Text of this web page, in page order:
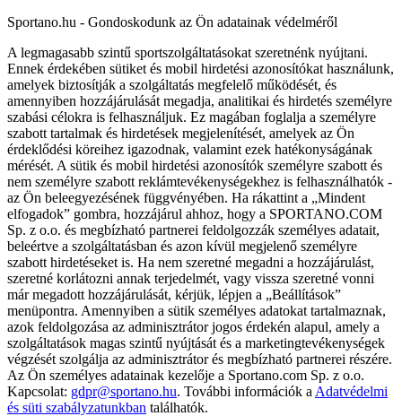
Sportano.hu - Gondoskodunk az Ön adatainak védelméről
A legmagasabb szintű sportszolgáltatásokat szeretnénk nyújtani.
Ennek érdekében sütiket és mobil hirdetési azonosítókat használunk,
amelyek biztosítják a szolgáltatás megfelelő működését, és
amennyiben hozzájárulását megadja, analitikai és hirdetés személyre
szabási célokra is felhasználjuk. Ez magában foglalja a személyre
szabott tartalmak és hirdetések megjelenítését, amelyek az Ön
érdeklődési köreihez igazodnak, valamint ezek hatékonyságának
mérését. A sütik és mobil hirdetési azonosítók személyre szabott és
nem személyre szabott reklámtevékenységekhez is felhasználhatók -
az Ön beleegyezésének függvényében. Ha rákattint a „Mindent
elfogadok” gombra, hozzájárul ahhoz, hogy a SPORTANO.COM
Sp. z o.o. és megbízható partnerei feldolgozzák személyes adatait,
beleértve a szolgáltatásban és azon kívül megjelenő személyre
szabott hirdetéseket is. Ha nem szeretné megadni a hozzájárulást,
szeretné korlátozni annak terjedelmét, vagy vissza szeretné vonni
már megadott hozzájárulását, kérjük, lépjen a „Beállítások”
menüpontra. Amennyiben a sütik személyes adatokat tartalmaznak,
azok feldolgozása az adminisztrátor jogos érdekén alapul, amely a
szolgáltatások magas szintű nyújtását és a marketingtevékenységek
végzését szolgálja az adminisztrátor és megbízható partnerei részére.
Az Ön személyes adatainak kezelője a Sportano.com Sp. z o.o.
Kapcsolat: gdpr@sportano.hu. További információk a Adatvédelmi
és süti szabályzatunkban találhatók.